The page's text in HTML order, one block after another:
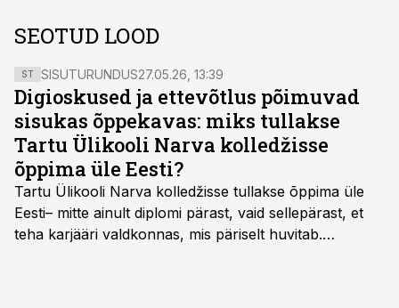
SEOTUD LOOD
ST SISUTURUNDUS27.05.26, 13:39
Digioskused ja ettevõtlus põimuvad
sisukas õppekavas: miks tullakse
Tartu Ülikooli Narva kolledžisse
õppima üle Eesti?
Tartu Ülikooli Narva kolledžisse tullakse õppima üle
Eesti– mitte ainult diplomi pärast, vaid sellepärast, et
teha karjääri valdkonnas, mis päriselt huvitab.